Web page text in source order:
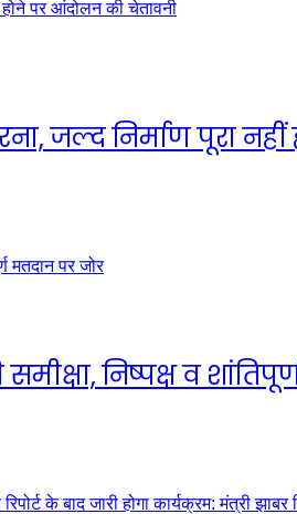
जल्द निर्माण पूरा
निष्पक्ष व